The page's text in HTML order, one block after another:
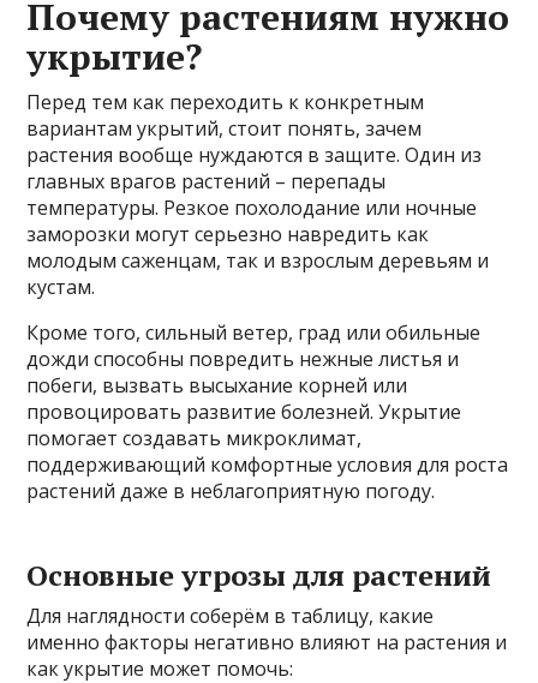
Почему растениям нужно
укрытие?
Перед тем как переходить к конкретным
вариантам укрытий, стоит понять, зачем
растения вообще нуждаются в защите. Один из
главных врагов растений – перепады
температуры. Резкое похолодание или ночные
заморозки могут серьезно навредить как
молодым саженцам, так и взрослым деревьям и
кустам.
Кроме того, сильный ветер, град или обильные
дожди способны повредить нежные листья и
побеги, вызвать высыхание корней или
провоцировать развитие болезней. Укрытие
помогает создавать микроклимат,
поддерживающий комфортные условия для роста
растений даже в неблагоприятную погоду.
Основные угрозы для растений
Для наглядности соберём в таблицу, какие
именно факторы негативно влияют на растения и
как укрытие может помочь: